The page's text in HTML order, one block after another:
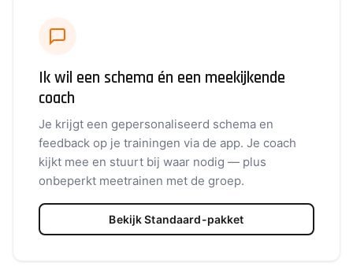
Ik wil een schema én een meekijkende
coach
Je krijgt een gepersonaliseerd schema en
feedback op je trainingen via de app. Je coach
kijkt mee en stuurt bij waar nodig — plus
onbeperkt meetrainen met de groep.
Bekijk Standaard-pakket